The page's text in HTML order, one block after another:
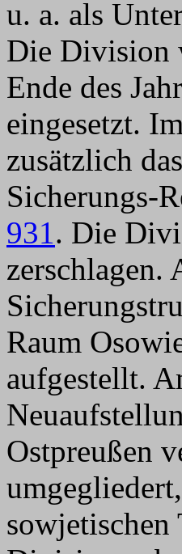
u. a. als
Die Division
Ende des
eingesetzt.
zusätzlich das
Sicherungs-
931. Die
zerschlagen.
Raum
aufgestellt.
Ostpreußen